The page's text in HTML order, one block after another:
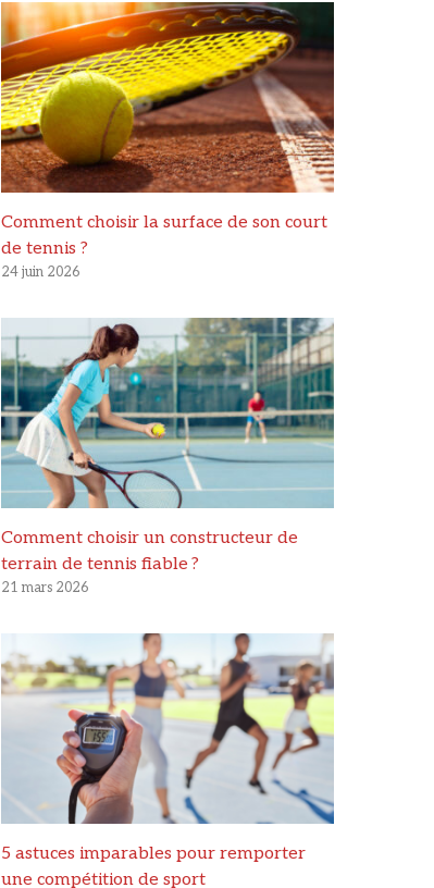
Comment choisir la surface de son court
de tennis ?
24 juin 2026
Comment choisir un constructeur de
terrain de tennis fiable ?
21 mars 2026
5 astuces imparables pour remporter
une compétition de sport